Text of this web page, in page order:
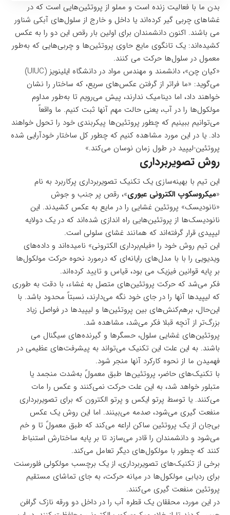
بدن ما با فعالیت زنده است و مملو از پروتئین‌هایی است که در
غشاهای چربی گیر کرده‌اند یا داخل و خارج از سلول‌های آبکی شناور
می باشند. اکنون دانشمندان برای اولین بار رقص این دو را به عکس
کشیده‌اند: یک تانگوی مایع حاوی پروتئین‌ها و چربی‌هایی که به‌طور
معمول در سلول‌ها حرکت می کنند.
«کیان چن»، دانشمند و مهندس مواد در دانشگاه ایلینویز (UIUC)
می‌گوید: «ما فراتر از گرفتن عکس‌های سریع، که ساختار را نشان
خواهند داد، اما دینامیک ندارند، پیش می‌رویم تا به‌طور مداوم
مولکول‌ها را در آب، یعنی حالت مهم آنها ثبت کنیم. ما واقعاً
می‌توانیم ببینیم که چطور پروتئین‌ها پیکربندی خود را تحول خواهند
داد. یا در این مورد مشاهده کنیم که چطور کل ساختار خودآرایی شده
پروتئین-لیپید در طول زمان نوسان می‌کند.»
روش تصویربرداری
این تیم با بهینه‌سازی یک تکنیک تصویربرداری پرکاربرد به نام
«میکروسکوپ الکترونی عبوری»، رقص پر جنب و جوش
«نانودیسک» پروتئین غشایی را در مایع به عکس کشیدند. این
نانودیسک‌ها از پروتئین‌هایی راه اندازی شده‌اند که در یک دولایه
لیپیدی قرار گرفته‌اند که همانند غشای سلولی است.
این تیم روش خود را «فیلم‌برداری الکترونی» نامیده‌اند و داده‌های
ویدیویی را با با مدل‌های رایانه‌ای که درمورد نحوه حرکت مولکول‌ها
بر پایه قوانین فیزیک می بود، قیاس و تایید کرده‌اند.
فکر می‌شد که حرکت پروتئین‌های متصل به غشاء، با دقت به طوری
که لیپیدها آنها را در جای خود نگه می‌دارند، نسبتاً محدود باشد. با
این‌حال، برهم‌کنش‌های بین پروتئین‌ها و لیپیدها در فواصل زیاد
بزرگ‌تر از آنچه قبلا فکر می‌شد، مشاهده شد.
پروتئین‌های غشایی سلول، حسگرها و گیرنده‌های سیگنال می
باشند. به این علت این تکنیک می‌تواند به پیشرفت‌های عظیمی در
فهمیدن ما از نحوه کارکرد آنها منجر شود.
با تکنیک‌های حاضر، پروتئین‌ها طبق معمولً به‌شدت منجمد یا
متبلور خواهد شد، به این علت حرکت نمی‌کنند و عکس را مات
می‌کنند. یا توسط پرتو ایکس و پرتو الکترون که برای تصویربرداری
منفعت گیری می‌شود، صدمه می‌بینند. اما این روش یک عکس
بی‌جان از یک پروتئین ساکن اراعه می‌کند که طبق معمولً تا و خم
می‌شود و دانشمندان را قادر می‌سازد تا بر پایه ساختارش استنباط
کنند که چطور با مولکول‌های دیگر تعامل می‌کند.
برخی از تکنیک‌های تصویربرداری، از یک برچسب مولکولی فلورسنت
برای ردیابی مولکول‌ها در میانه حرکت، به جای تماشای مستقیم
پروتئین منفعت گیری می‌کنند.
در این مورد، محققان یک قطره آب را در داخل دو ورقه نازک گرافن